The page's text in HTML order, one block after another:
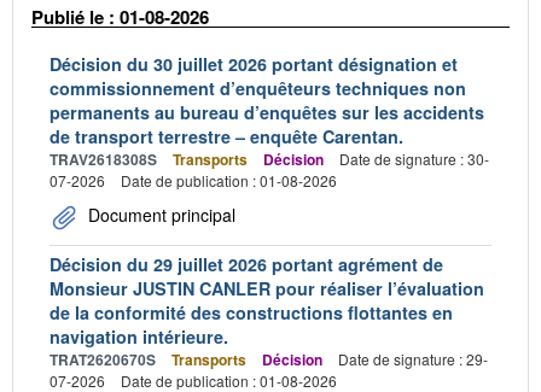
Publié le : 01-08-2026
Décision du 30 juillet 2026 portant désignation et
commissionnement d’enquêteurs techniques non
permanents au bureau d’enquêtes sur les accidents
de transport terrestre – enquête Carentan.
TRAV2618308S Transports Décision
Date de signature : 30-
07-2026
Date de publication : 01-08-2026
Document principal
Décision du 29 juillet 2026 portant agrément de
Monsieur JUSTIN CANLER pour réaliser l’évaluation
de la conformité des constructions flottantes en
navigation intérieure.
TRAT2620670S Transports Décision
Date de signature : 29-
07-2026
Date de publication : 01-08-2026